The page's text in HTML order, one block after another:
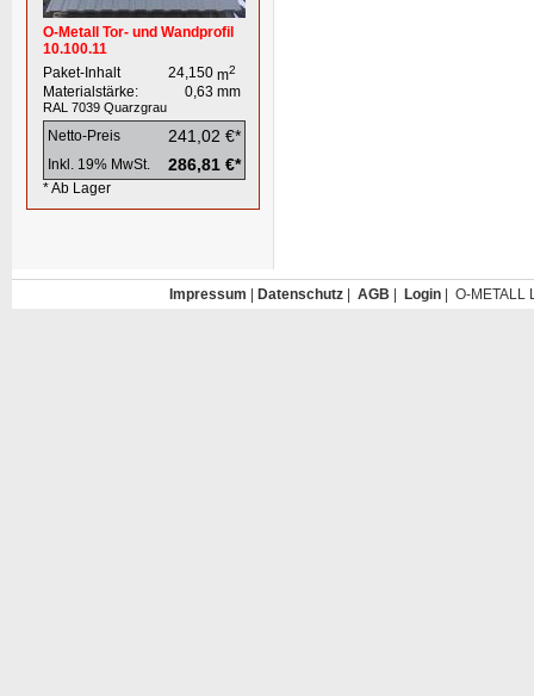
O-Metall Tor- und Wandprofil
10.100.11
Paket-Inhalt
24,150 m2
Materialstärke: 0,63 mm
RAL 7039 Quarzgrau
Netto-Preis 241,02 €*
Inkl. 19% MwSt. 286,81 €*
* Ab Lager
Impressum Datenschutz| AGB Login| O-METALL